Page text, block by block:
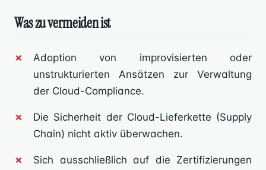
Was zu vermeiden ist
Adoption von improvisierten oder
unstrukturierten Ansätzen zur Verwaltung
der Cloud-Compliance.
Die Sicherheit der Cloud-Lieferkette (Supply
Chain) nicht aktiv überwachen.
Sich ausschließlich auf die Zertifizierungen